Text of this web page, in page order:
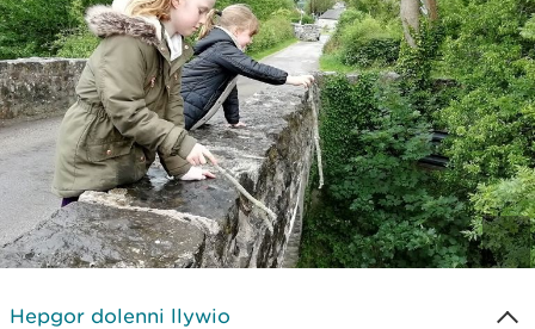
Hepgor dolenni llywio